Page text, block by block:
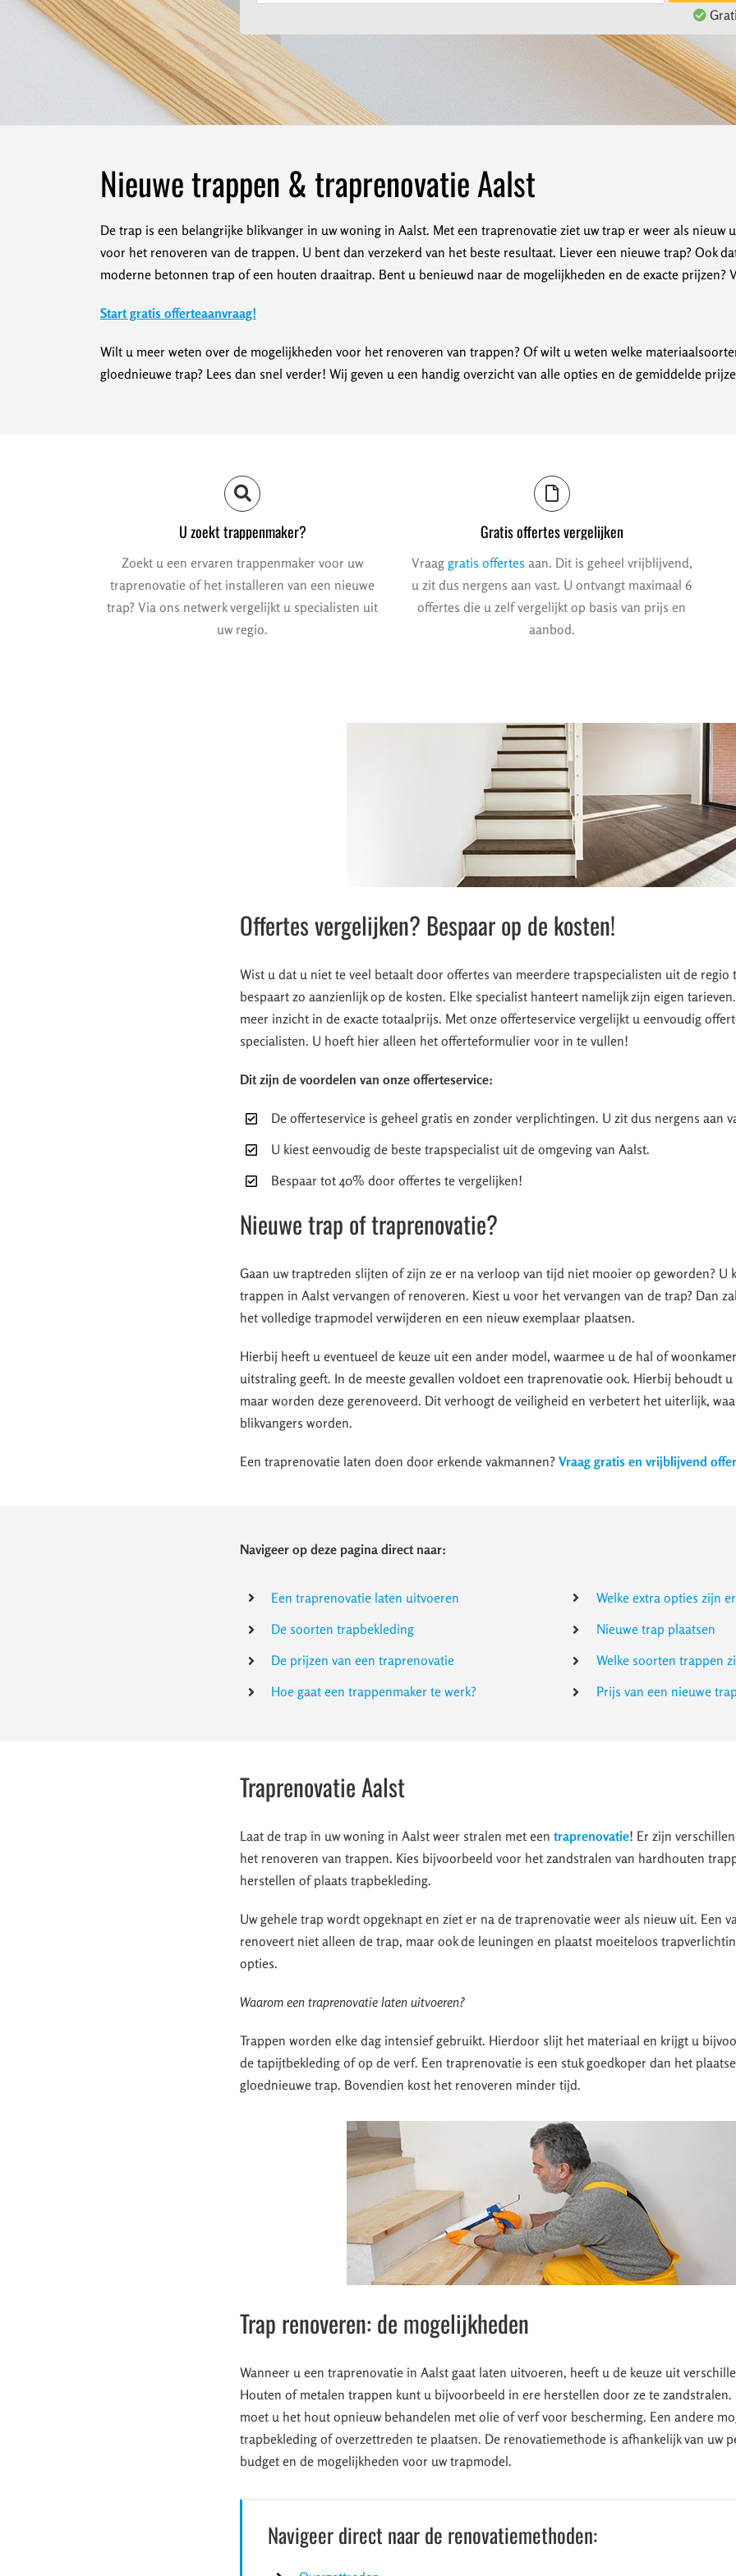
Nieuwe trappen & traprenovatie Aalst
De trap is een belangrijke blikvanger in uw woning in Aalst. Met een traprenovatie ziet uw trap er weer als nieuw
voor het renoveren van de trappen. U bent dan verzekerd van het beste resultaat. Liever een nieuwe trap? Ook
moderne betonnen trap of een houten draaitrap. Bent u benieuwd naar de mogelijkheden en de exacte prijzen?
Start gratis offerteaanvraag!
Wilt u meer weten over de mogelijkheden voor het renoveren van trappen? Of wilt u weten welke
gloednieuwe trap? Lees dan snel verder! Wij geven u een handig overzicht van alle opties en de gemiddelde
U zoekt trappenmaker?
Zoekt u een ervaren trappenmaker voor uw
traprenovatie of het installeren van een nieuwe
trap? Via ons netwerk vergelijkt u specialisten uit
uw regio.
Gratis offertes vergelijken
Vraag gratis offertes aan. Dit is geheel vrijblijvend,
u zit dus nergens aan vast. U ontvangt maximaal 6
offertes die u zelf vergelijkt op basis van prijs en
aanbod.
Offertes vergelijken? Bespaar op de kosten!
Wist u dat u niet te veel betaalt door offertes van meerdere trapspecialisten uit de regio
bespaart zo aanzienlijk op de kosten. Elke specialist hanteert namelijk zijn eigen
meer inzicht in de exacte totaalprijs. Met onze offerteservice vergelijkt u eenvoudig
specialisten. U hoeft hier alleen het offerteformulier voor in te vullen!
Dit zijn de voordelen van onze offerteservice:
De offerteservice is geheel gratis en zonder verplichtingen. U zit dus nergens aan
U kiest eenvoudig de beste trapspecialist uit de omgeving van Aalst.
Bespaar tot 40% door offertes te vergelijken!
Nieuwe trap of traprenovatie?
Gaan uw traptreden slijten of zijn ze er na verloop van tijd niet mooier op geworden? U
trappen in Aalst vervangen of renoveren. Kiest u voor het vervangen van de trap? Dan
het volledige trapmodel verwijderen en een nieuw exemplaar plaatsen.
Hierbij heeft u eventueel de keuze uit een ander model, waarmee u de hal of
uitstraling geeft. In de meeste gevallen voldoet een traprenovatie ook. Hierbij behoudt
maar worden deze gerenoveerd. Dit verhoogt de veiligheid en verbetert het uiterlijk,
blikvangers worden.
Een traprenovatie laten doen door erkende vakmannen? Vraag gratis en vrijblijvend
Navigeer op deze pagina direct naar:
Een traprenovatie laten uitvoeren
De soorten trapbekleding
De prijzen van een traprenovatie
Hoe gaat een trappenmaker te werk?
Welke extra opties zijn
Nieuwe trap plaatsen
Welke soorten trappen
Prijs van een nieuwe trap
Traprenovatie Aalst
Laat de trap in uw woning in Aalst weer stralen met een traprenovatie! Er zijn
het renoveren van trappen. Kies bijvoorbeeld voor het zandstralen van hardhouten
herstellen of plaats trapbekleding.
Uw gehele trap wordt opgeknapt en ziet er na de traprenovatie weer als nieuw uit. Een
renoveert niet alleen de trap, maar ook de leuningen en plaatst moeiteloos
opties.
Waarom een traprenovatie laten uitvoeren?
Trappen worden elke dag intensief gebruikt. Hierdoor slijt het materiaal en krijgt u
de tapijtbekleding of op de verf. Een traprenovatie is een stuk goedkoper dan het
gloednieuwe trap. Bovendien kost het renoveren minder tijd.
Trap renoveren: de mogelijkheden
Wanneer u een traprenovatie in Aalst gaat laten uitvoeren, heeft u de keuze uit
Houten of metalen trappen kunt u bijvoorbeeld in ere herstellen door ze te zandstralen.
moet u het hout opnieuw behandelen met olie of verf voor bescherming. Een andere
trapbekleding of overzettreden te plaatsen. De renovatiemethode is afhankelijk van uw
budget en de mogelijkheden voor uw trapmodel.
Navigeer direct naar de renovatiemethoden: